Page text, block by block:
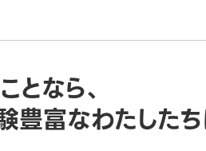
なら、
豊富なわたしたち